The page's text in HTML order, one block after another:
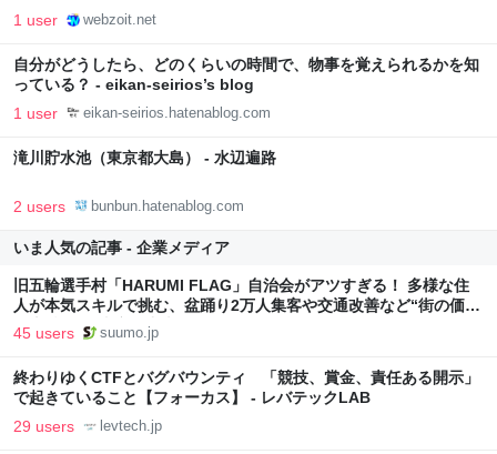
1 user webzoit.net
自分がどうしたら、どのくらいの時間で、物事を覚えられるかを知
っている？ - eikan-seirios’s blog
1 user eikan-seirios.hatenablog.com
滝川貯水池（東京都大島） - 水辺遍路
2 users bunbun.hatenablog.com
いま人気の記事 - 企業メディア
旧五輪選手村「HARUMI FLAG」自治会がアツすぎる！ 多様な住
人が本気スキルで挑む、盆踊り2万人集客や交通改善など“街の価値
向上”戦略 東京・中央区
45 users suumo.jp
終わりゆくCTFとバグバウンティ 「競技、賞金、責任ある開示」
で起きていること【フォーカス】 - レバテックLAB
29 users levtech.jp